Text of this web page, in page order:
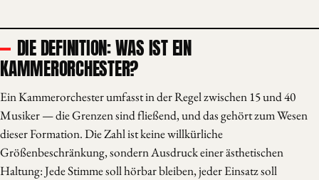
DIE DEFINITION: WAS IST EIN
KAMMERORCHESTER?
Ein Kammerorchester umfasst in der Regel zwischen 15 und 40
Musiker — die Grenzen sind fließend, und das gehört zum Wesen
dieser Formation. Die Zahl ist keine willkürliche
Größenbeschränkung, sondern Ausdruck einer ästhetischen
Haltung: Jede Stimme soll hörbar bleiben, jeder Einsatz soll